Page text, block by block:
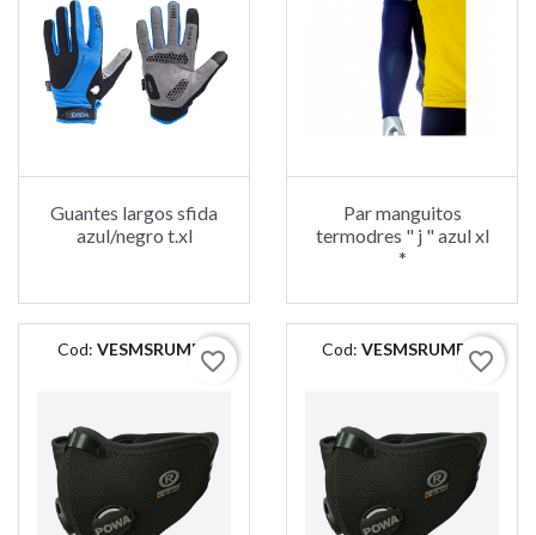
Guantes largos sfida
azul/negro t.xl
Par manguitos
termodres " j " azul xl
*
Cod: VESMSRUMBLfavorite_border Cod: VESMSRUMBMfavorite_border